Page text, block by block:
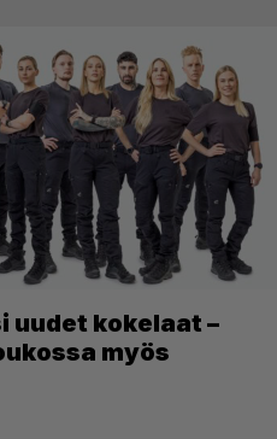
uudet kokelaat –
myös